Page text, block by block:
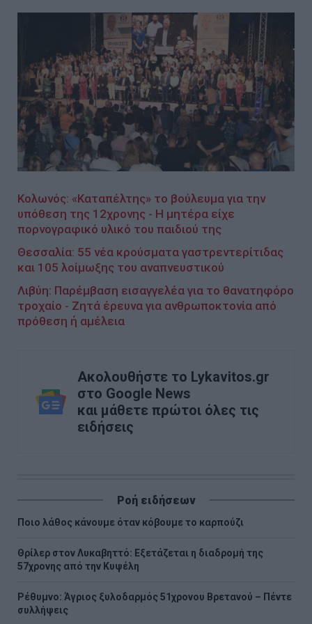
Κολωνός: «Καταπέλτης» το βούλευμα για την
υπόθεση της 12χρονης - Η μητέρα είχε
πορνογραφικό υλικό του παιδιού της
Θεσσαλία: 55 νέα κρούσματα γαστρεντερίτιδας
και 105 λοίμωξης του αναπνευστικού
Λιβύη: Παρέμβαση εισαγγελέα για το θανατηφόρο
τροχαίο - Ζητά έρευνα για ανθρωποκτονία από
πρόθεση ή αμέλεια
Ακολουθήστε το Lykavitos.gr
στο Google News
και μάθετε πρώτοι όλες τις
ειδήσεις
Ροή ειδήσεων
Ποιο λάθος κάνουμε όταν κόβουμε το καρπούζι
Θρίλερ στον Λυκαβηττό: Εξετάζεται η διαδρομή της
57χρονης από την Κυψέλη
Ρέθυμνο: Άγριος ξυλοδαρμός 51χρονου Βρετανού – Πέντε
συλλήψεις